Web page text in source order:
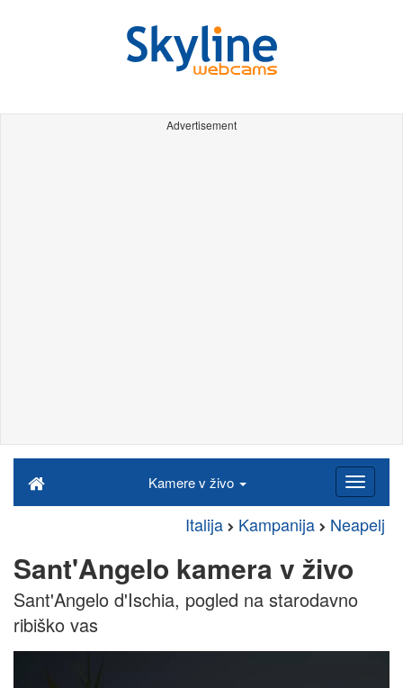
Advertisement
Kamere v živo
Italija Kampanija Neapelj
Sant'Angelo kamera v živo
Sant'Angelo d'Ischia, pogled na starodavno
ribiško vas